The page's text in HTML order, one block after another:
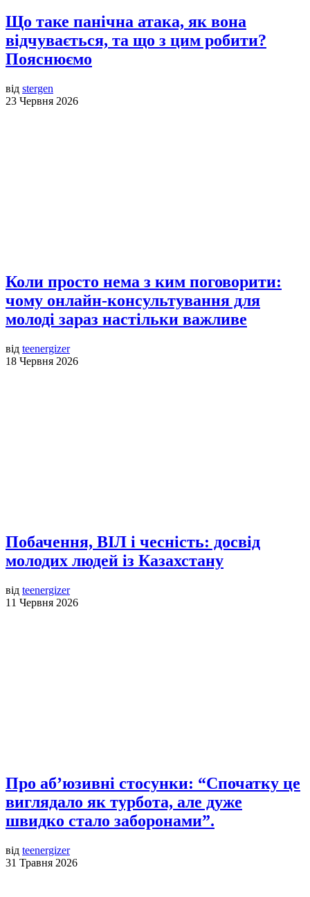
Що таке панічна атака, як вона
відчувається, та що з цим робити?
Пояснюємо
від stergen
23 Червня 2026
Коли просто нема з ким поговорити:
чому онлайн-консультування для
молоді зараз настільки важливе
від teenergizer
18 Червня 2026
Побачення, ВІЛ і чесність: досвід
молодих людей із Казахстану
від teenergizer
11 Червня 2026
Про аб’юзивні стосунки: “Спочатку це
виглядало як турбота, але дуже
швидко стало заборонами”.
від teenergizer
31 Травня 2026